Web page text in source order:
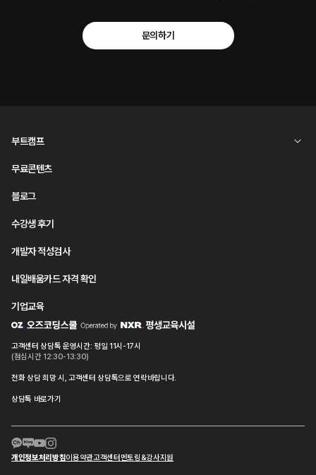
문의하기
고객센터 상담톡 운영시간: 평일 11시-17시
(점심시간 12:30-13:30)
전화 상담 희망 시, 고객센터 상담톡으로 연락바랍니다.
상담톡 바로가기
부트캠프
무료콘텐츠
블로그
수강생 후기
개발자 적성검사
내일배움카드 자격 확인
기업교육
개인정보처리방침이용약관고객센터 멘토링&강사지원